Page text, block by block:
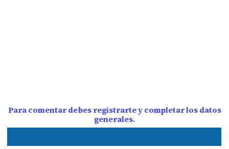
Para comentar debes registrarte y completar los datos
generales.